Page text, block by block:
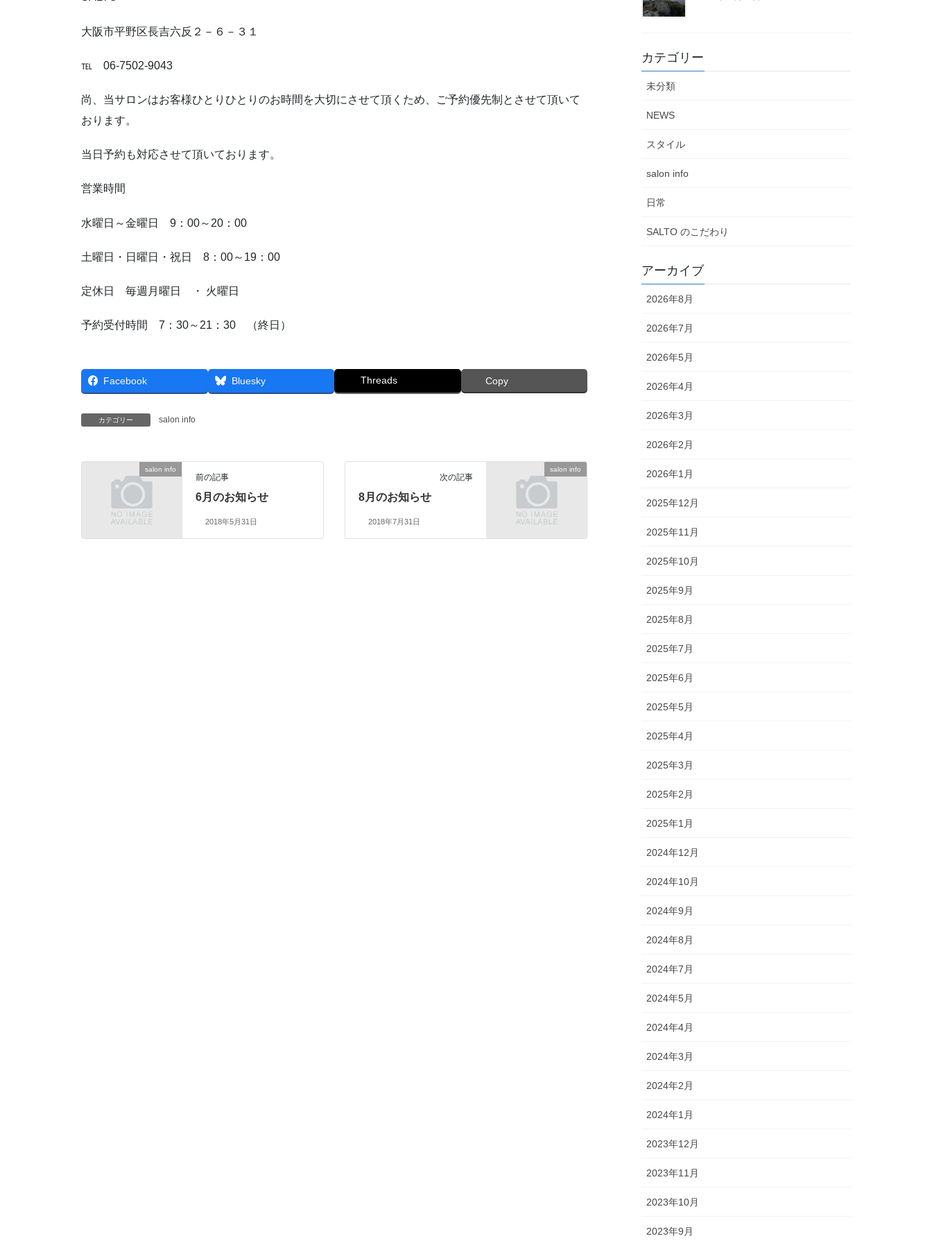
大阪市平野区長吉六反２－６－３１
℡ 06-7502-9043
尚、当サロンはお客様ひとりひとりのお時間を大切にさせて頂くため、ご予約優先制とさせて頂いて
おります。
当日予約も対応させて頂いております。
営業時間
水曜日～金曜日 9：00～20：00
土曜日・日曜日・祝日 8：00～19：00
定休日 毎週月曜日 ・ 火曜日
予約受付時間 7：30～21：30 （終日）
Facebook Bluesky Threads Copy
カテゴリー salon info
salon info
前の記事
6月のお知らせ
2018年5月31日
salon info
次の記事
8月のお知らせ
2018年7月31日
カテゴリー
未分類
NEWS
スタイル
salon info
日常
SALTO のこだわり
アーカイブ
2026年8月
2026年7月
2026年5月
2026年4月
2026年3月
2026年2月
2026年1月
2025年12月
2025年11月
2025年10月
2025年9月
2025年8月
2025年7月
2025年6月
2025年5月
2025年4月
2025年3月
2025年2月
2025年1月
2024年12月
2024年10月
2024年9月
2024年8月
2024年7月
2024年5月
2024年4月
2024年3月
2024年2月
2024年1月
2023年12月
2023年11月
2023年10月
2023年9月